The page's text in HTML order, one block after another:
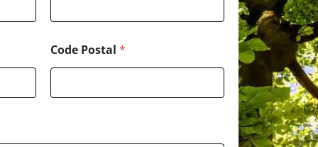
Code Postal *